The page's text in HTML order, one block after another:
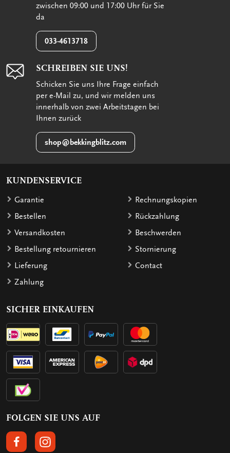
zwischen 09:00 und 17:00 Uhr für Sie
da
033-4613718
SCHREIBEN SIE UNS!
Schicken Sie uns Ihre Frage einfach
per e-Mail zu, und wir melden uns
innerhalb von zwei Arbeitstagen bei
Ihnen zurück
shop@bekkingblitz.com
KUNDENSERVICE
Garantie
Bestellen
Versandkosten
Bestellung retournieren
Lieferung
Zahlung
Rechnungskopien
Rückzahlung
Beschwerden
Stornierung
Contact
SICHER EINKAUFEN
FOLGEN SIE UNS AUF